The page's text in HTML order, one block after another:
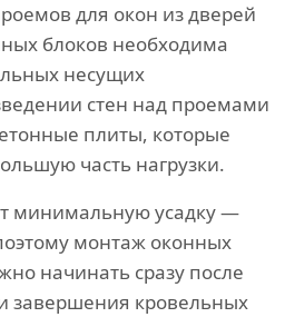
для окон из дверей
блоков необходима
несущих
стен над проемами
плиты, которые
часть нагрузки.
минимальную усадку —
монтаж оконных
начинать сразу после
завершения кровельных